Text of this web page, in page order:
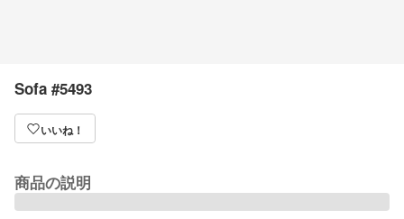
Sofa #5493
いいね！
商品の説明